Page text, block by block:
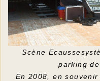
Scène
parking
En 2008, en